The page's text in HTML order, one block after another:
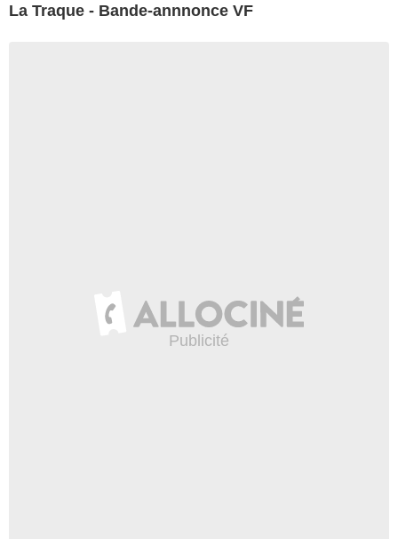
La Traque - Bande-annnonce VF